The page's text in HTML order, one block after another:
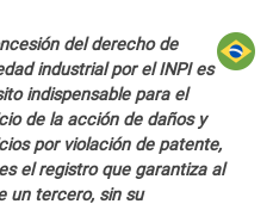
del derecho de
industrial por el INPI es
indispensable para el
de la acción de daños y
por violación de patente,
el registro que garantiza al
un tercero, sin su